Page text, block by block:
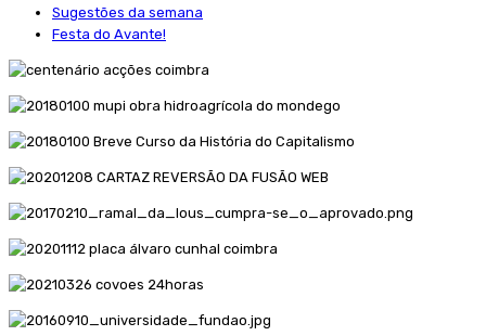
Sugestões da semana
Festa do Avante!